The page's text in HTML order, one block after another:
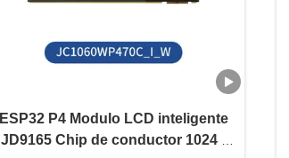
ESP32 P4 Modulo LCD inteligente
JD9165 Chip de conductor 1024 *